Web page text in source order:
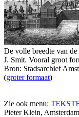
De volle breedte van
J. Smit. Vooral groot
Bron: Stadsarchief
(groter formaat)
Zie ook menu:
Pieter Klein,